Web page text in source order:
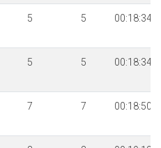
5 5 00:18:34
5 5 00:18:34
7 7 00:18:50